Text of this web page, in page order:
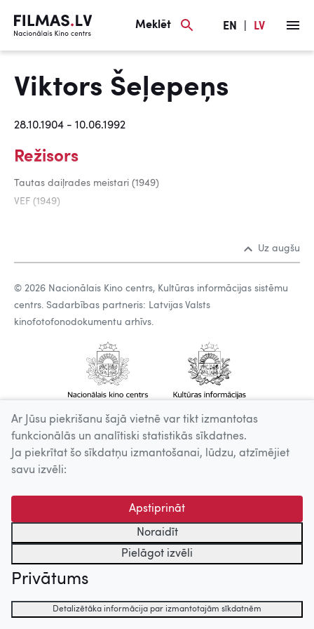
Meklēt EN LV
Viktors Šeļepeņs
28.10.1904 - 10.06.1992
Režisors
Tautas daiļrades meistari (1949)
VEF (1949)
Uz augšu
© 2026 Nacionālais Kino centrs, Kultūras informācijas sistēmu
centrs. Sadarbības partneris: Latvijas Valsts
kinofotofonodokumentu arhīvs.
Ar Jūsu piekrišanu šajā vietnē var tikt izmantotas
funkcionālās un analītiski statistikās sīkdatnes.
Ja piekrītat šo sīkdatņu izmantošanai, lūdzu, atzīmējiet
savu izvēli:
Apstiprināt
Noraidīt
Pielāgot izvēli
Privātums
Detalizētāka informācija par izmantotajām sīkdatnēm